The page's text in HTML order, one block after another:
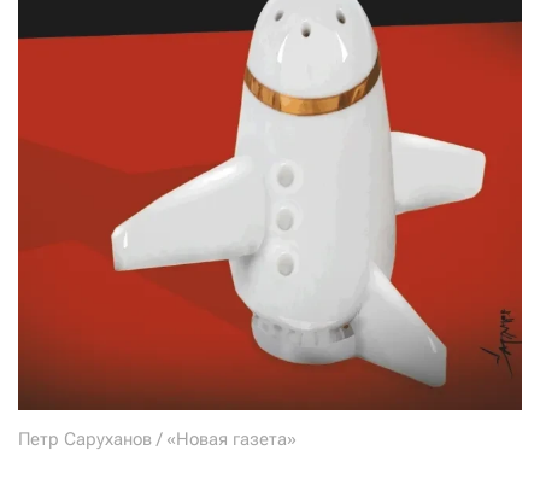
Петр Саруханов / «Новая газета»